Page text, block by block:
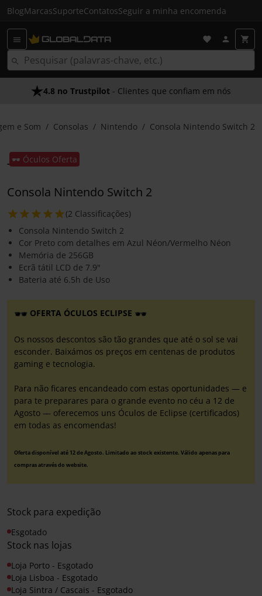
BlogMarcasSuporteContatosSeguir a minha encomenda
4.8 no Trustpilot - Clientes que confiam em nós
e Som Consolas Nintendo Consola Nintendo Switch 2
🕶️ Óculos Oferta
Consola Nintendo Switch 2
(2 Classificações)
Consola Nintendo Switch 2
Cor Preto com detalhes em Azul Néon/Vermelho Néon
Memória de 256GB
Ecrã tátil LCD de 7.9"
Bateria até 6.5h de Uso
OFERTA ÓCULOS ECLIPSE
Os nossos descontos são tão grandes que até o sol se vai
esconder. Baixámos os preços em centenas de produtos
gaming e tecnologia.
Para não ficares encandeado com estas oportunidades — e
para te preparares para o grande evento no céu a 12 de
Agosto — oferecemos uns Óculos de Eclipse (certificados)
em todas as encomendas!
Oferta disponível até 12 de Agosto. Limitado ao stock existente. Válido apenas para
compras através do website.
Stock para expedição
Esgotado
Stock nas lojas
Loja Porto - Esgotado
Loja Lisboa - Esgotado
Loja Sintra / Cascais - Esgotado